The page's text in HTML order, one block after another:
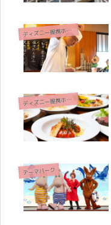
デ
ィズニー提携ホテル
デ
ィズニー提携ホテル
テーマパーク